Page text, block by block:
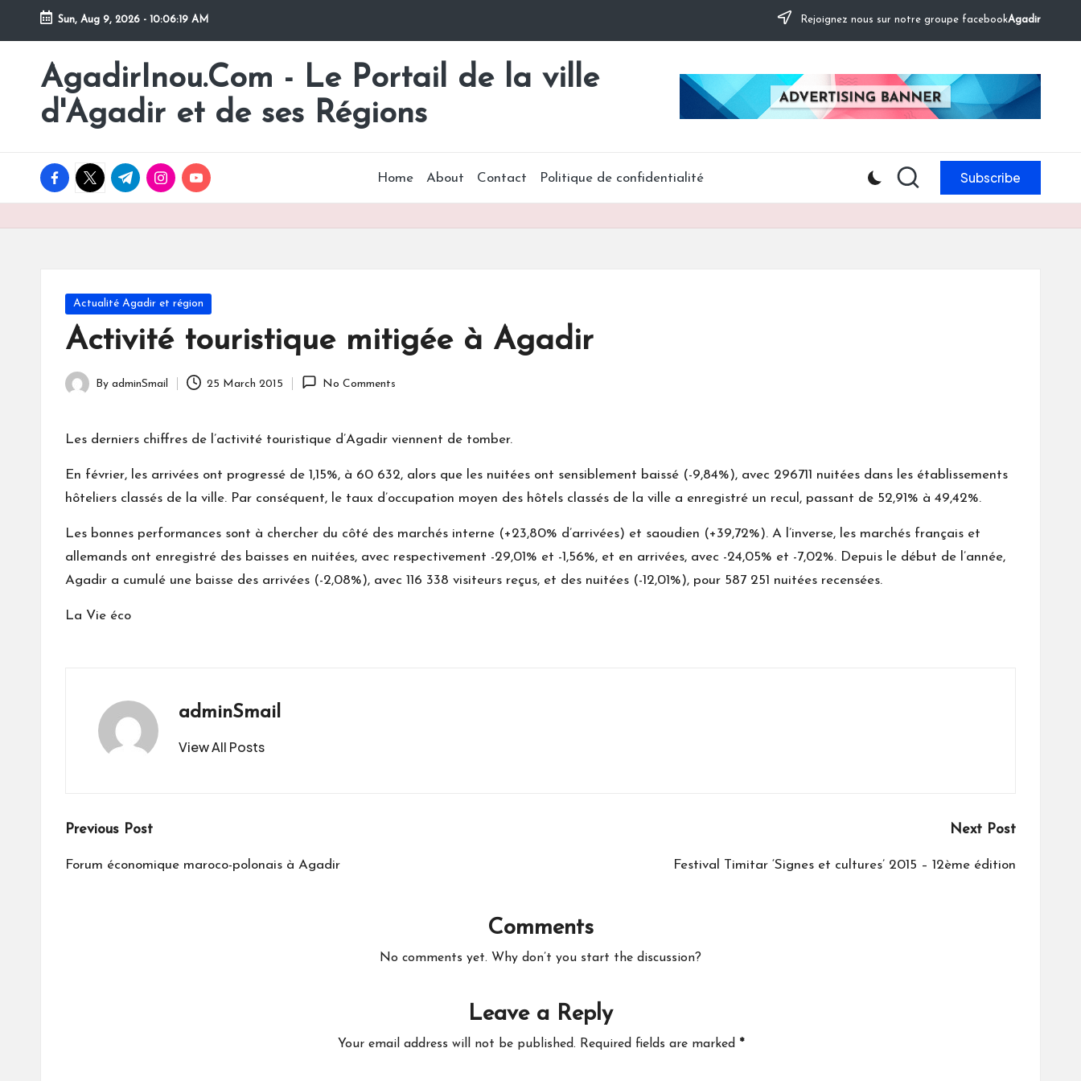
Skip
content
Sun, Aug 9, 2026 - 10:06:19 AM Rejoignez nous sur notre groupe facebookAgadir
AgadirInou.Com - Le Portail de la ville
d'Agadir et de ses Régions
Toute
l'actualité
de
d'Agadir
facebook.com
twitter.com
t.me instagram.com
youtube.com Home About Contact Politique de confidentialité Subscribe
Posted
Actualité Agadir et région
Activité touristique mitigée à Agadir
Posted
By adminSmail 25 March 2015 No Comments
Les derniers chiffres de l’activité touristique d’Agadir viennent de tomber.
En février, les arrivées ont progressé de 1,15%, à 60 632, alors que les nuitées ont sensiblement baissé (-9,84%), avec 296711 nuitées dans les établissements
hôteliers classés de la ville. Par conséquent, le taux d’occupation moyen des hôtels classés de la ville a enregistré un recul, passant de 52,91% à 49,42%.
Les bonnes performances sont à chercher du côté des marchés interne (+23,80% d’arrivées) et saoudien (+39,72%). A l’inverse, les marchés français et
allemands ont enregistré des baisses en nuitées, avec respectivement -29,01% et -1,56%, et en arrivées, avec -24,05% et -7,02%. Depuis le début de l’année,
Agadir a cumulé une baisse des arrivées (-2,08%), avec 116 338 visiteurs reçus, et des nuitées (-12,01%), pour 587 251 nuitées recensées.
La Vie éco
adminSmail
View All Posts
Post
navigation
Previous Post
Forum économique maroco-polonais à Agadir
Next Post
Festival Timitar ‘Signes et cultures’ 2015 – 12ème édition
Comments
No comments yet. Why don’t you start the discussion?
Leave a Reply
Your email address will not be published. Required fields are marked *